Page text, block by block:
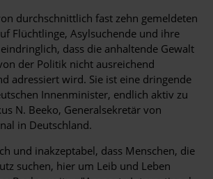
durchschnittlich fast zehn gemeldeten
Flüchtlinge, Asylsuchende und ihre
dass die anhaltende Gewalt
der Politik nicht ausreichend
adressiert wird. Sie ist eine dringende
Innenminister, endlich aktiv zu
N. Beeko, Generalsekretär von
in Deutschland.
und inakzeptabel, dass Menschen, die
suchen, hier um Leib und Leben